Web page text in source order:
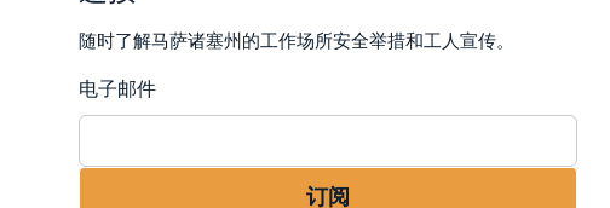
随时了解马萨诸塞州的工作场所安全举措和工人宣传。
电子邮件